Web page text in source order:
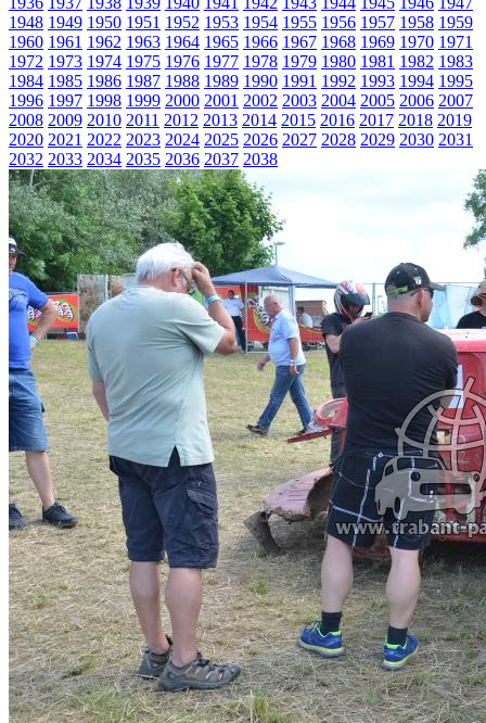
1948 1949 1950 1951 1952 1953 1954 1955 1956 1957 1958 1959
1960 1961 1962 1963 1964 1965 1966 1967 1968 1969 1970 1971
1972 1973 1974 1975 1976 1977 1978 1979 1980 1981 1982 1983
1984 1985 1986 1987 1988 1989 1990 1991 1992 1993 1994 1995
1996 1997 1998 1999 2000 2001 2002 2003 2004 2005 2006 2007
2008 2009 2010 2011 2012 2013 2014 2015 2016 2017 2018 2019
2020 2021 2022 2023 2024 2025 2026 2027 2028 2029 2030 2031
2032 2033 2034 2035 2036 2037 2038